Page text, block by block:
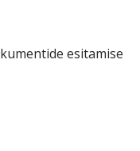
esitamise